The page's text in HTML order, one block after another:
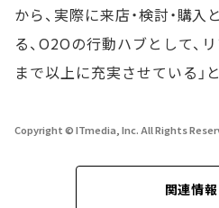
から、実際に来店・検討・購
る、O2Oの行動ハブとして、
まで以上に充実させている」
Copyright © ITmedia, Inc. All Rights
関連情報